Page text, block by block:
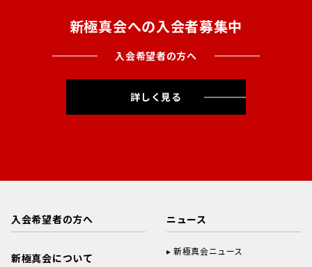
新極真会への入会者募集中
入会希望者の方へ
詳しく見る
入会希望者の方へ
新極真会について
ニュース
新極真会ニュース